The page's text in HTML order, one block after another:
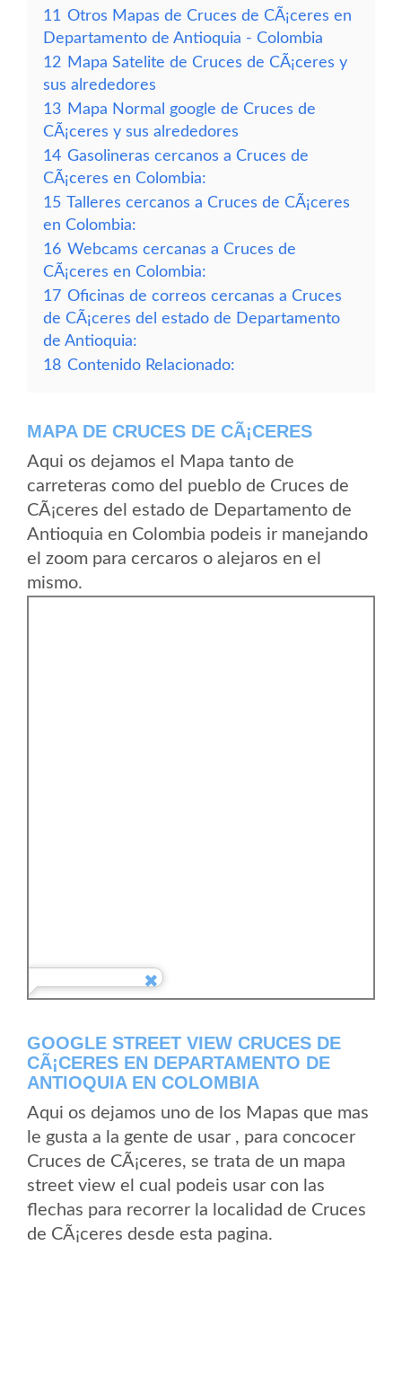
11 Otros Mapas de Cruces de CÃ¡ceres en
Departamento de Antioquia - Colombia
12 Mapa Satelite de Cruces de CÃ¡ceres y
sus alrededores
13 Mapa Normal google de Cruces de
CÃ¡ceres y sus alrededores
14 Gasolineras cercanos a Cruces de
CÃ¡ceres en Colombia:
15 Talleres cercanos a Cruces de CÃ¡ceres
en Colombia:
16 Webcams cercanas a Cruces de
CÃ¡ceres en Colombia:
17 Oficinas de correos cercanas a Cruces
de CÃ¡ceres del estado de Departamento
de Antioquia:
18 Contenido Relacionado:
MAPA DE CRUCES DE CÃ¡CERES
Aqui os dejamos el Mapa tanto de
carreteras como del pueblo de Cruces de
CÃ¡ceres del estado de Departamento de
Antioquia en Colombia podeis ir manejando
el zoom para cercaros o alejaros en el
mismo.
GOOGLE STREET VIEW CRUCES DE
CÃ¡CERES EN DEPARTAMENTO DE
ANTIOQUIA EN COLOMBIA
Aqui os dejamos uno de los Mapas que mas
le gusta a la gente de usar , para concocer
Cruces de CÃ¡ceres, se trata de un mapa
street view el cual podeis usar con las
flechas para recorrer la localidad de Cruces
de CÃ¡ceres desde esta pagina.